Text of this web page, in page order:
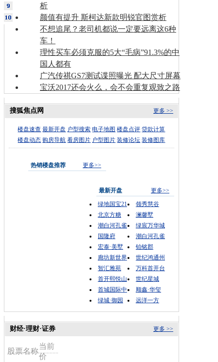
析
颜值有提升 斯柯达新款明锐官图赏析
不想追尾？老司机都说一定要远离这6种
车！
理性买车必须克服的5大“毛病”91.3%的中
国人都有
广汽传祺GS7测试谍照曝光 配大尺寸屏幕
宝沃2017还会火么，会不会重复观致之路
更多 >>
搜狐焦点网
楼盘速查 最新开盘 户型搜索 电子地图 楼盘点评 贷款计算
楼盘动态 购房导航 看房图片 户型图片 装修论坛 装修图库
热销楼盘推荐 更多>>
最新开盘
更多>>
绿地国宝21
领秀慧谷
北京方糖
澜馨墅
潮白河孔雀
绿宸万华城
国隆府
潮白河孔雀
宏泰·美墅
铂铭郡
廊坊新世界
世纪鸿通州
智汇雅苑
万科首开台
首开熙悦山
世纪星城
首城国际中
顺鑫·华玺
绿城·御园
远洋一方
更多 >>
财经·理财·证券
股票名称
当前
价